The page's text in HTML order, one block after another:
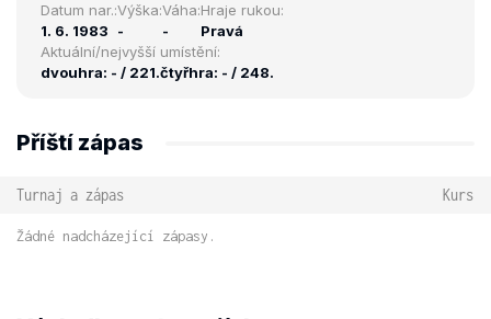
Datum nar.:
1. 6. 1983
Výška:
-
Váha:
-
Hraje rukou:
Pravá
Aktuální/nejvyšší umístění:
dvouhra: - / 221.čtyřhra: - / 248.
Příští zápas
Turnaj a zápas Kurs
Žádné nadcházející zápasy.